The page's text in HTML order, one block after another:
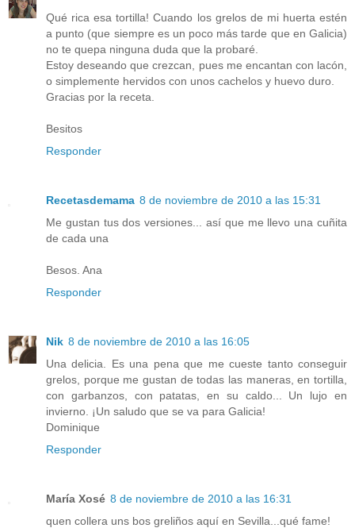
Qué rica esa tortilla! Cuando los grelos de mi huerta estén
a punto (que siempre es un poco más tarde que en Galicia)
no te quepa ninguna duda que la probaré.
Estoy deseando que crezcan, pues me encantan con lacón,
o simplemente hervidos con unos cachelos y huevo duro.
Gracias por la receta.
Besitos
Responder
Recetasdemama 8 de noviembre de 2010 a las 15:31
Me gustan tus dos versiones... así que me llevo una cuñita
de cada una
Besos. Ana
Responder
Nik 8 de noviembre de 2010 a las 16:05
Una delicia. Es una pena que me cueste tanto conseguir
grelos, porque me gustan de todas las maneras, en tortilla,
con garbanzos, con patatas, en su caldo... Un lujo en
invierno. ¡Un saludo que se va para Galicia!
Dominique
Responder
María Xosé 8 de noviembre de 2010 a las 16:31
quen collera uns bos greliños aquí en Sevilla...qué fame!